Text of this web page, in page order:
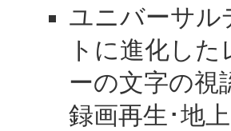
ユニバーサル
トに進化し
ーの文字の視
録画再生･地